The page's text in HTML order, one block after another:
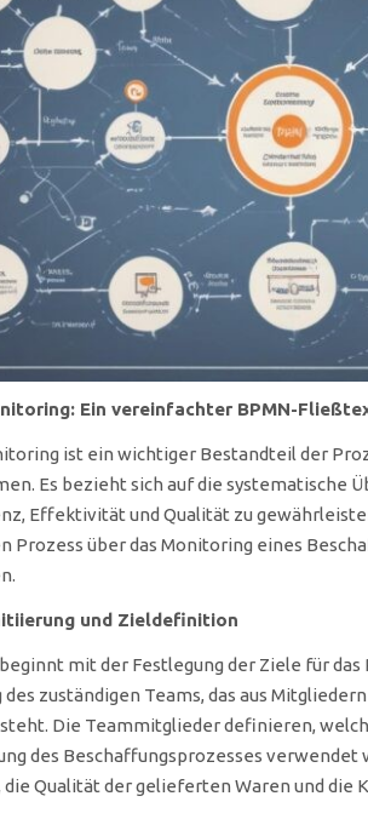
Ein vereinfachter BPMN-
ist ein wichtiger Bestandteil der
Es bezieht sich auf die systematische
Effektivität und Qualität zu
Prozess über das Monitoring eines
und Zieldefinition
mit der Festlegung der Ziele für
des zuständigen Teams, das aus
Die Teammitglieder definieren,
des Beschaffungsprozesses verwendet
Qualität der gelieferten Waren und die